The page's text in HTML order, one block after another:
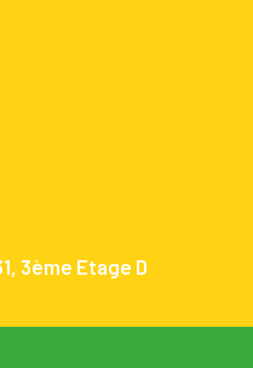
3ème Etage D